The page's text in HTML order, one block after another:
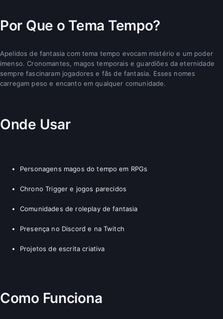
Por Que o Tema Tempo?
Apelidos de fantasia com tema tempo evocam mistério e um poder
imenso. Cronomantes, magos temporais e guardiões da eternidade
sempre fascinaram jogadores e fãs de fantasia. Esses nomes
carregam peso e encanto em qualquer comunidade.
Onde Usar
Personagens magos do tempo em RPGs
Chrono Trigger e jogos parecidos
Comunidades de roleplay de fantasia
Presença no Discord e na Twitch
Projetos de escrita criativa
Como Funciona